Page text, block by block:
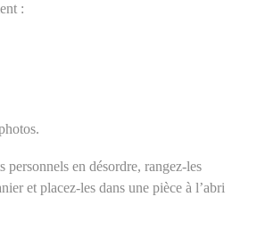
:
personnels en désordre, rangez-les
et placez-les dans une pièce à l’abri